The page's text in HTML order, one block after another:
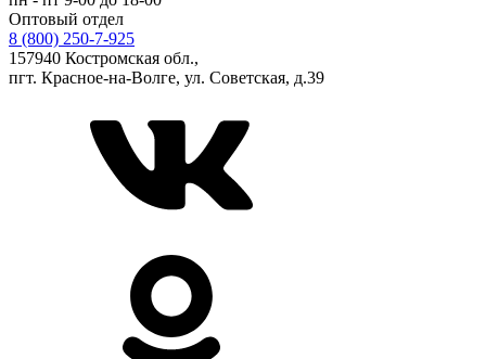
Оптовый отдел
8 (800) 250-7-925
157940 Костромская обл.,
пгт. Красное-на-Волге, ул. Советская, д.39